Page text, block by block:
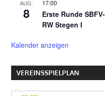
AUG.
8
17:00
Erste Runde
RW Stegen I
Kalender anzeigen
VEREINSSPIELPLAN